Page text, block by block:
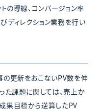
の導線、コンバージョン率
ディレクション業務を行い
の更新をおこないPV数を伸
た課題に関しては、売上か
果目標から逆算したPV